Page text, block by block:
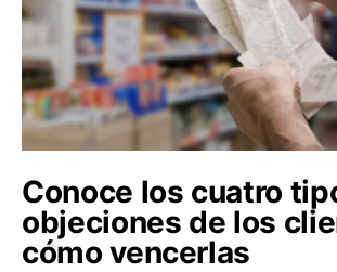
Conoce los cuatro
objeciones de los
cómo vencerlas